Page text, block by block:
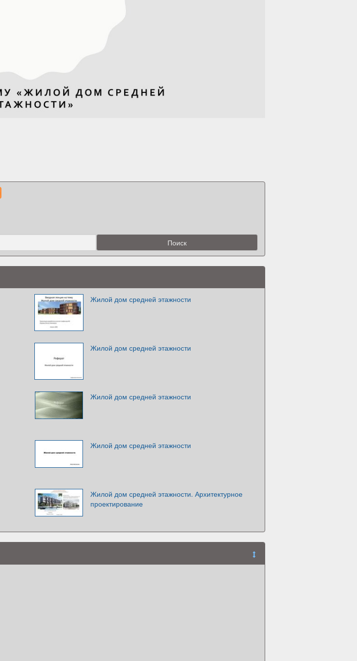
Жилой дом средней этажности
Жилой дом средней этажности
Жилой дом средней этажности
Жилой дом средней этажности
Жилой дом средней этажности. Архитектурное
проектирование